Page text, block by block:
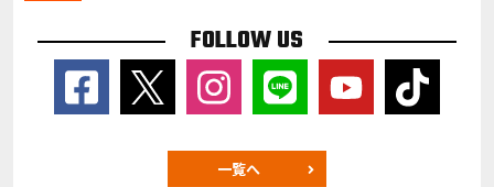
FOLLOW US
一覧へ